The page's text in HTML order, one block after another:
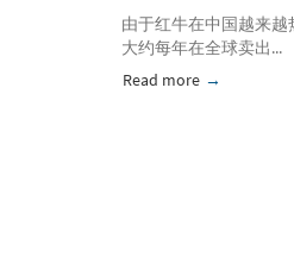
由于红牛在中国越来越
大约每年在全球卖出...
Read more about 中国